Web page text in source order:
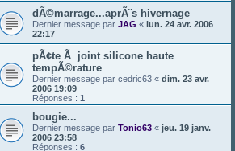
dÃ©marrage...aprÃ¨s hivernage
Dernier message par JAG « lun. 24 avr. 2006
22:17
pÃ¢te Ã joint silicone haute
tempÃ©rature
Dernier message par cedric63 « dim. 23 avr.
2006 19:09
Réponses : 1
bougie...
Dernier message par Tonio63 « jeu. 19 janv.
2006 23:58
Réponses : 6